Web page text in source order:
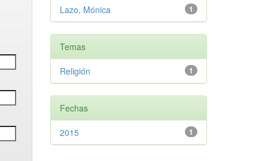
1
Lazo, Mónica
Temas
1
Religión
Fechas
1
2015